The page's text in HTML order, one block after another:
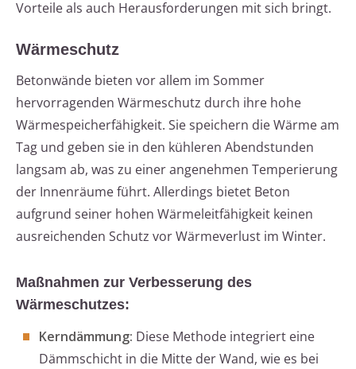
Vorteile als auch Herausforderungen mit sich bringt.
Wärmeschutz
Betonwände bieten vor allem im Sommer
hervorragenden Wärmeschutz durch ihre hohe
Wärmespeicherfähigkeit. Sie speichern die Wärme am
Tag und geben sie in den kühleren Abendstunden
langsam ab, was zu einer angenehmen Temperierung
der Innenräume führt. Allerdings bietet Beton
aufgrund seiner hohen Wärmeleitfähigkeit keinen
ausreichenden Schutz vor Wärmeverlust im Winter.
Maßnahmen zur Verbesserung des
Wärmeschutzes:
Kerndämmung: Diese Methode integriert eine
Dämmschicht in die Mitte der Wand, wie es bei